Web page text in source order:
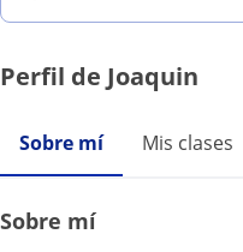
Perfil de Joaquin
Sobre mí Mis clases
Sobre mí